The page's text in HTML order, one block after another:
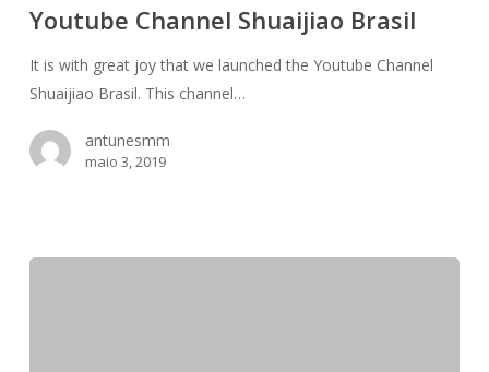
Youtube Channel Shuaijiao Brasil
It is with great joy that we launched the Youtube Channel
Shuaijiao Brasil. This channel…
antunesmm
maio 3, 2019